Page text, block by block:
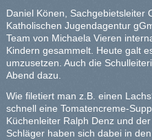
Daniel Könen, Sachgebietsleiter
Katholischen Jugendagentur
Team von Michaela Vieren
Kindern gesammelt. Heute galt
umzusetzen. Auch die
Abend dazu.
Wie filetiert man z.B. einen
schnell eine Tomatencreme-
Küchenleiter Ralph Denz und
Schläger haben sich dabei in